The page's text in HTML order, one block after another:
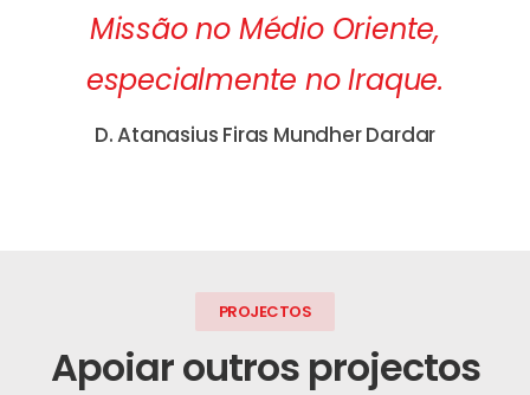
Missão no Médio Oriente,
especialmente no Iraque.
D. Atanasius Firas Mundher Dardar
PROJECTOS
Apoiar outros projectos